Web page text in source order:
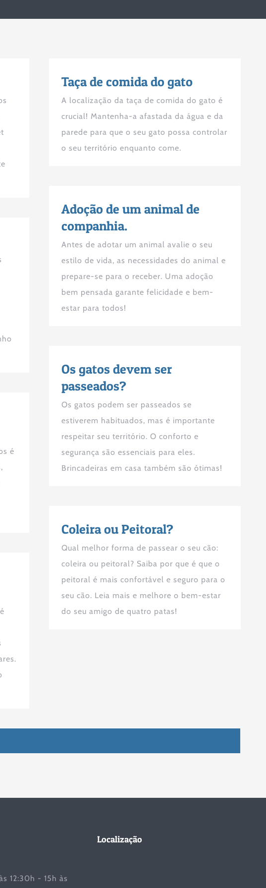
Taça de comida do gato
A localização da taça de comida do gato é
crucial! Mantenha-a afastada da água e da
parede para que o seu gato possa controlar
o seu território enquanto come.
Adoção de um animal de
companhia.
Antes de adotar um animal avalie o seu
estilo de vida, as necessidades do animal e
prepare-se para o receber. Uma adoção
bem pensada garante felicidade e bem-
estar para todos!
Os gatos devem ser
passeados?
Os gatos podem ser passeados se
estiverem habituados, mas é importante
respeitar seu território. O conforto e
segurança são essenciais para eles.
Brincadeiras em casa também são ótimas!
é
Coleira ou Peitoral?
Qual melhor forma de passear o seu cão:
coleira ou peitoral? Saiba por que é que o
peitoral é mais confortável e seguro para o
seu cão. Leia mais e melhore o bem-estar
do seu amigo de quatro patas!
12:30h - 15h às
Localização